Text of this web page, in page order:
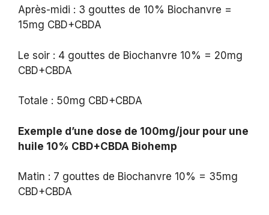
Après-midi : 3 gouttes de 10% Biochanvre =
15mg CBD+CBDA
Le soir : 4 gouttes de Biochanvre 10% = 20mg
CBD+CBDA
Totale : 50mg CBD+CBDA
Exemple d’une dose de 100mg/jour pour une
huile 10% CBD+CBDA Biohemp
Matin : 7 gouttes de Biochanvre 10% = 35mg
CBD+CBDA